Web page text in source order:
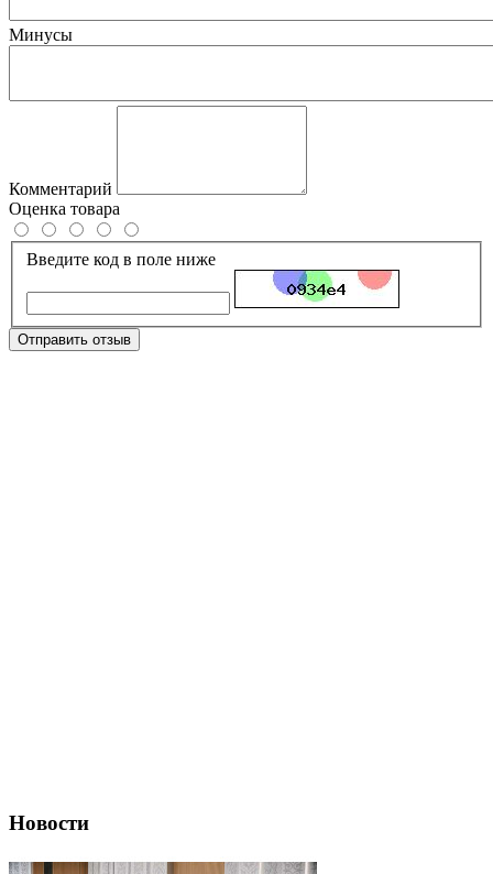
Минусы
Комментарий
Оценка товара
Введите код в поле ниже
Отправить отзыв
Новости